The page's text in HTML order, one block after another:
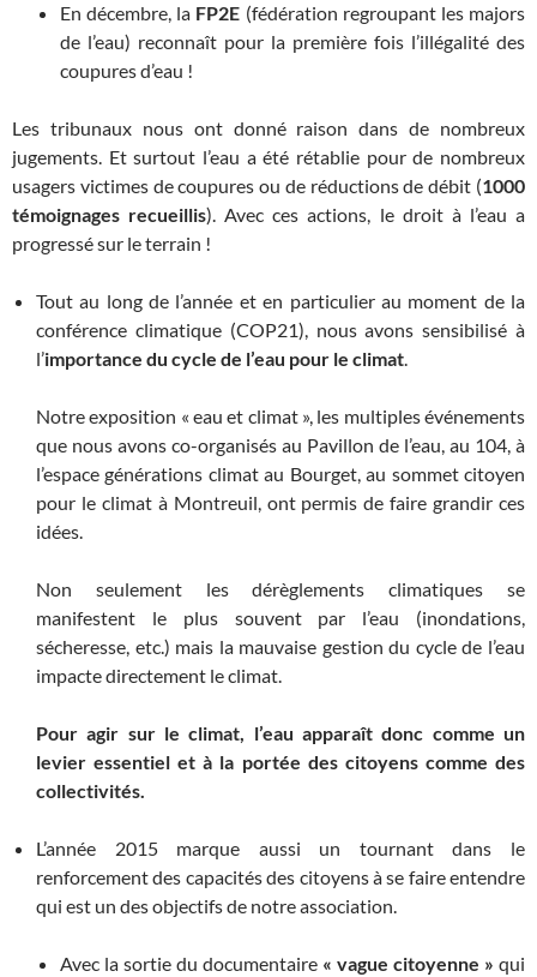
En décembre, la FP2E (fédération regroupant les majors
de l’eau) reconnaît pour la première fois l’illégalité des
coupures d’eau !
Les tribunaux nous ont donné raison dans de nombreux
jugements. Et surtout l’eau a été rétablie pour de nombreux
usagers victimes de coupures ou de réductions de débit (1000
témoignages recueillis). Avec ces actions, le droit à l’eau a
progressé sur le terrain !
Tout au long de l’année et en particulier au moment de la
conférence climatique (COP21), nous avons sensibilisé à
l’importance du cycle de l’eau pour le climat.
Notre exposition « eau et climat », les multiples événements
que nous avons co-organisés au Pavillon de l’eau, au 104, à
l’espace générations climat au Bourget, au sommet citoyen
pour le climat à Montreuil, ont permis de faire grandir ces
idées.
Non seulement les dérèglements climatiques se
manifestent le plus souvent par l’eau (inondations,
sécheresse, etc.) mais la mauvaise gestion du cycle de l’eau
impacte directement le climat.
Pour agir sur le climat, l’eau apparaît donc comme un
levier essentiel et à la portée des citoyens comme des
collectivités.
L’année 2015 marque aussi un tournant dans le
renforcement des capacités des citoyens à se faire entendre
qui est un des objectifs de notre association.
Avec la sortie du documentaire « vague citoyenne » qui